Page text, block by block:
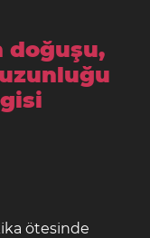
doğuşu,
ötesinde